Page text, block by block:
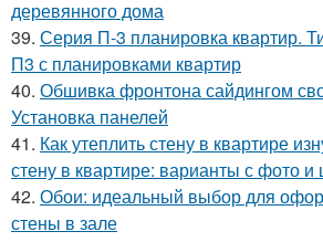
деревянного дома
39. Серия П-3 планировка квартир.
П3 с планировками квартир
40. Обшивка фронтона сайдингом
Установка панелей
41. Как утеплить стену в квартире
стену в квартире: варианты с фото и
42. Обои: идеальный выбор для
стены в зале